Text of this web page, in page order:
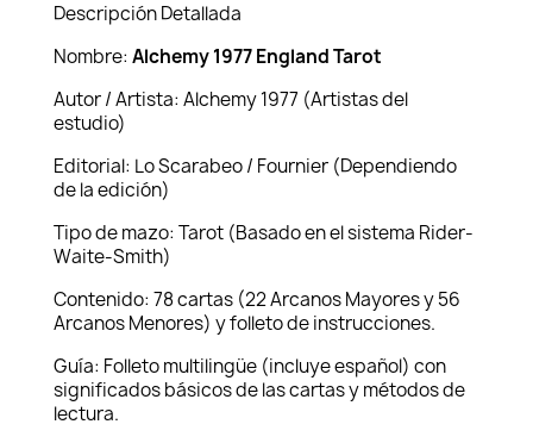
Descripción Detallada
Nombre: Alchemy 1977 England Tarot
Autor / Artista: Alchemy 1977 (Artistas del
estudio)
Editorial: Lo Scarabeo / Fournier (Dependiendo
de la edición)
Tipo de mazo: Tarot (Basado en el sistema Rider-
Waite-Smith)
Contenido: 78 cartas (22 Arcanos Mayores y 56
Arcanos Menores) y folleto de instrucciones.
Guía: Folleto multilingüe (incluye español) con
significados básicos de las cartas y métodos de
lectura.